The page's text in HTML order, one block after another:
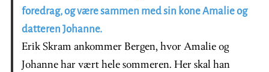
foredrag, og være sammen med sin kone Amalie og
datteren Johanne.
Erik Skram ankommer Bergen, hvor Amalie og
Johanne har vært hele sommeren. Her skal han